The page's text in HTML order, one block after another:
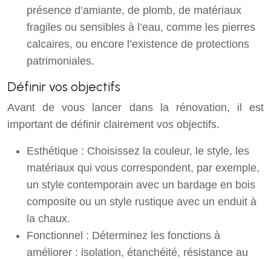
présence d’amiante, de plomb, de matériaux
fragiles ou sensibles à l’eau, comme les pierres
calcaires, ou encore l’existence de protections
patrimoniales.
Définir vos objectifs
Avant de vous lancer dans la rénovation, il est
important de définir clairement vos objectifs.
Esthétique : Choisissez la couleur, le style, les
matériaux qui vous correspondent, par exemple,
un style contemporain avec un bardage en bois
composite ou un style rustique avec un enduit à
la chaux.
Fonctionnel : Déterminez les fonctions à
améliorer : isolation, étanchéité, résistance au